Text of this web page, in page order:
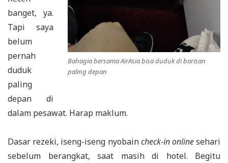
Bahagia bersama AirAsia bisa duduk di barisan
paling depan
banget, ya.
Tapi saya
belum
pernah
duduk
paling
depan di
dalam pesawat. Harap maklum.
Dasar rezeki, iseng-iseng nyobaincheck-in onlinesehari
sebelum berangkat, saat masih di hotel. Begitu